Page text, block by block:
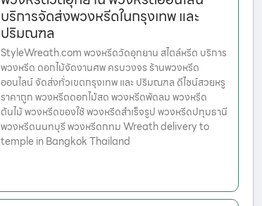
บริการจัดส่งพวงหรีดในกรุงเทพ และ
ปริมณฑล
StyleWreath.com พวงหรีดวัดอุทยาน สไตล์หรีด บริการ
พวงหรีด ดอกไม้จัดงานศพ ครบวงจร ร้านพวงหรีด
ออนไลน์ จัดส่งทั่วเขตกรุงเทพ และ ปริมณฑล ดีไซน์สวยหรู
ราคาถูก พวงหรีดดอกไม้สด พวงหรีดพัดลม พวงหรีด
ต้นไม้ พวงหรีดของใช้ พวงหรีดสำเร็จรูป พวงหรีดปทุมธานี
พวงหรีดนนทบุรี พวงหรีดกทม Wreath delivery to
temple in Bangkok Thailand